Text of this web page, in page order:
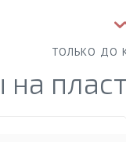
ТОЛЬКО ДО